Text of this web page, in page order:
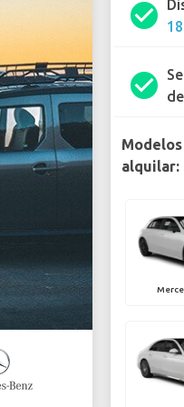
check_circle
18
check_circle
alquilar: